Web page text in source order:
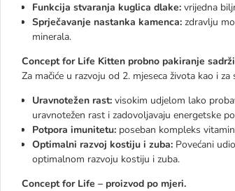
Funkcija stvaranja kuglica dlake: vrijedna
Sprječavanje nastanka kamenca: zdravlju
minerala.
Concept for Life Kitten probno pakiranje
Za mačiće u razvoju od 2. mjeseca života kao i
Uravnotežen rast: visokim udjelom lako
uravnotežen rast i zadovoljavaju energetske
Potpora imunitetu: poseban kompleks
Optimalni razvoj kostiju i zuba: Povećani
optimalnom razvoju kostiju i zuba.
Concept for Life – proizvod po mjeri.